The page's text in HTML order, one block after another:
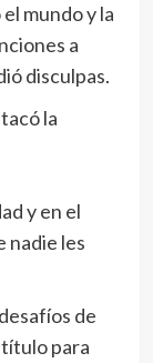
mundo y la
a
disculpas.
la
y en el
nadie les
de
para